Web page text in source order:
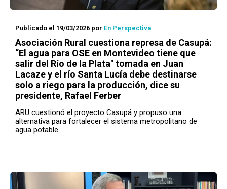
Publicado el 19/03/2026 por En Perspectiva
Asociación Rural cuestiona represa de Casupá:
“El agua para OSE en Montevideo tiene que
salir del Río de la Plata" tomada en Juan
Lacaze y el río Santa Lucía debe destinarse
solo a riego para la producción, dice su
presidente, Rafael Ferber
ARU cuestionó el proyecto Casupá y propuso una
alternativa para fortalecer el sistema metropolitano de
agua potable.